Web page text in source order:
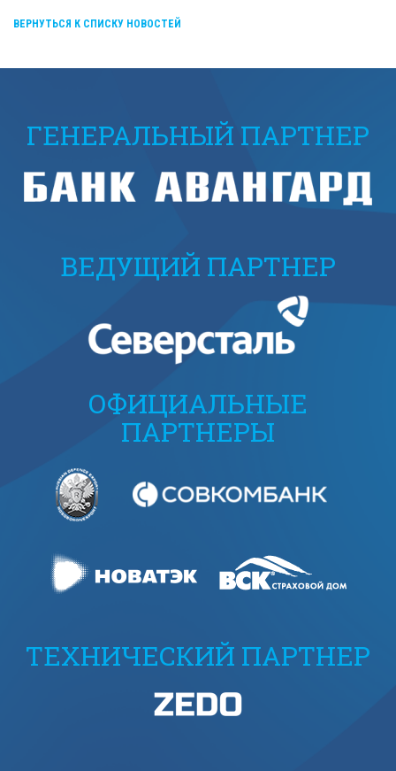
ВЕРНУТЬСЯ К СПИСКУ НОВОСТЕЙ
ГЕНЕРАЛЬНЫЙ ПАРТНЕР
ВЕДУЩИЙ ПАРТНЕР
ОФИЦИАЛЬНЫЕ
ПАРТНЕРЫ
ТЕХНИЧЕСКИЙ ПАРТНЕР